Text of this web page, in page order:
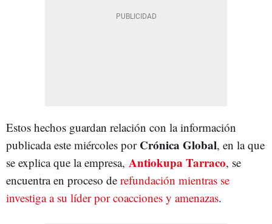
Estos hechos guardan relación con la información
publicada este miércoles por Crónica Global, en la que
se explica que la empresa, Antiokupa Tarraco, se
encuentra en proceso de refundación mientras se
investiga a su líder por coacciones y amenazas.